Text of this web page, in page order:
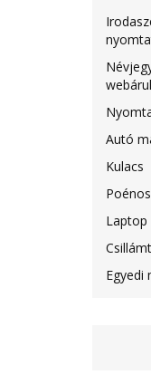
Autó
Kulacs
Egyedi